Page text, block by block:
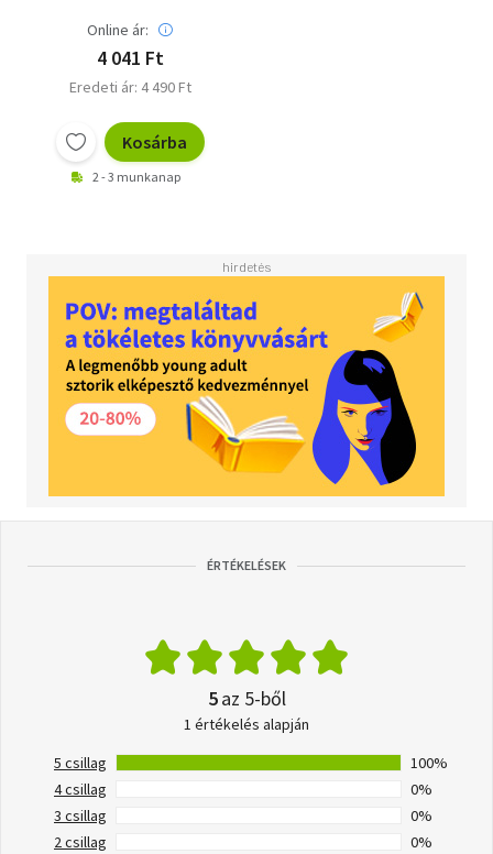
Online ár:
4 041 Ft
Eredeti ár: 4 490 Ft
Kosárba
2 - 3 munkanap
ÉRTÉKELÉSEK
5az 5-ből
1 értékelés alapján
5 csillag
100%
4 csillag
0%
3 csillag
0%
2 csillag
0%